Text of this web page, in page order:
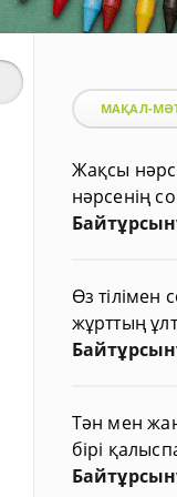
МАҚАЛ-
Жақсы
нәрсенің
Өз тілімен
жұрттың
Тән мен жан
бірі